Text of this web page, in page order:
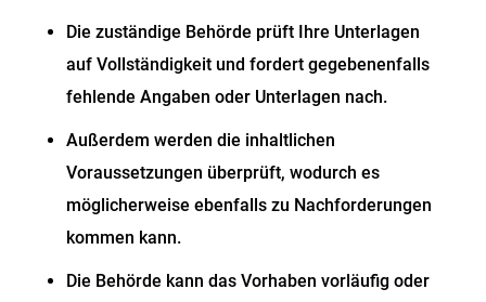
Die zuständige Behörde prüft Ihre Unterlagen
auf Vollständigkeit und fordert gegebenenfalls
fehlende Angaben oder Unterlagen nach.
Außerdem werden die inhaltlichen
Voraussetzungen überprüft, wodurch es
möglicherweise ebenfalls zu Nachforderungen
kommen kann.
Die Behörde kann das Vorhaben vorläufig oder